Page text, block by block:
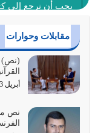
يجب أن نرجع إلى
أغسطس 4, 2026
عندما لم تؤخذ
حصل ضياع للأمة
أغسطس 3, 2026
الغاية من الصلاة
{وَأَعِدُّوا لَهُمْ مَا…
مقابلات وحوارات
(نص)
أبريل 23, 2019
نص